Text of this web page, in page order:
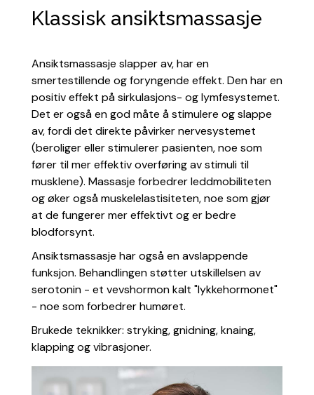
Klassisk ansiktsmassasje
Ansiktsmassasje slapper av, har en
smertestillende og foryngende effekt. Den har en
positiv effekt på sirkulasjons- og lymfesystemet.
Det er også en god måte å stimulere og slappe
av, fordi det direkte påvirker nervesystemet
(beroliger eller stimulerer pasienten, noe som
fører til mer effektiv overføring av stimuli til
musklene). Massasje forbedrer leddmobiliteten
og øker også muskelelastisiteten, noe som gjør
at de fungerer mer effektivt og er bedre
blodforsynt.
Ansiktsmassasje har også en avslappende
funksjon. Behandlingen støtter utskillelsen av
serotonin - et vevshormon kalt "lykkehormonet"
- noe som forbedrer humøret.
Brukede teknikker: stryking, gnidning, knaing,
klapping og vibrasjoner.